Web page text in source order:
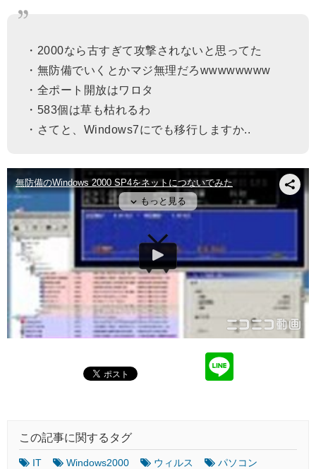
・2000なら古すぎて攻撃されないと思ってた
・無防備でいくとかマジ無理だろwwwwwwww
・全ポート開放はワロタ
・583個は草も枯れるわ
・さてと、Windows7にでも移行しますか..
この記事に関するタグ
IT Windows2000 ウィルス
パソコン